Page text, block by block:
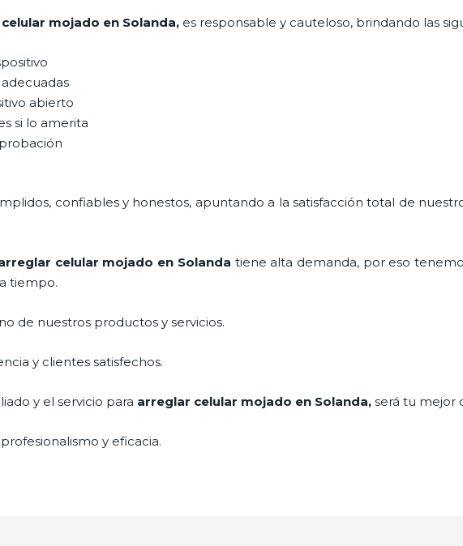
mojado en Solanda, es responsable y cauteloso, brindando las
abierto
si lo amerita
confiables y honestos, apuntando a la satisfacción total de
celular mojado en Solanda tiene alta demanda, por eso
tiempo.
de nuestros productos y servicios.
y clientes satisfechos.
y el servicio para arreglar celular mojado en Solanda,será tu mejor
y eficacia.